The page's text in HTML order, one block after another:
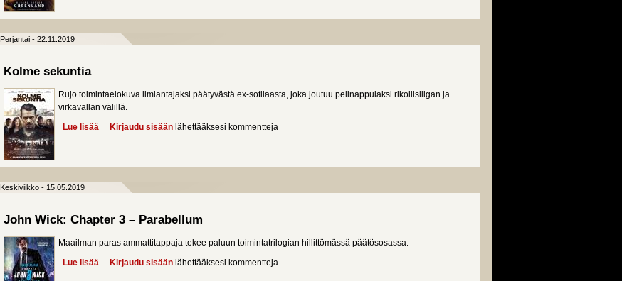
Perjantai - 22.11.2019
Kolme sekuntia
Rujo toimintaelokuva ilmiantajaksi päätyvästä ex-sotilaasta, joka joutuu pelinappulaksi rikollisliigan ja
virkavallan välillä.
Lue lisää about Kolme sekuntia
Kirjaudu sisään lähettääksesi kommentteja
Keskiviikko - 15.05.2019
John Wick: Chapter 3 – Parabellum
Maailman paras ammattitappaja tekee paluun toimintatrilogian hillittömässä päätösosassa.
Lue lisää about John Wick: Chapter 3 – Parabellum
Kirjaudu sisään lähettääksesi kommentteja